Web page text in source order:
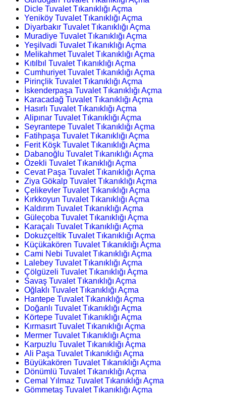
Dicle Tuvalet Tıkanıklığı Açma
Yeniköy Tuvalet Tıkanıklığı Açma
Diyarbakır Tuvalet Tıkanıklığı Açma
Muradiye Tuvalet Tıkanıklığı Açma
Yeşilvadi Tuvalet Tıkanıklığı Açma
Melikahmet Tuvalet Tıkanıklığı Açma
Kıtılbıl Tuvalet Tıkanıklığı Açma
Cumhuriyet Tuvalet Tıkanıklığı Açma
Pirinçlik Tuvalet Tıkanıklığı Açma
İskenderpaşa Tuvalet Tıkanıklığı Açma
Karacadağ Tuvalet Tıkanıklığı Açma
Hasırlı Tuvalet Tıkanıklığı Açma
Alipınar Tuvalet Tıkanıklığı Açma
Seyrantepe Tuvalet Tıkanıklığı Açma
Fatihpaşa Tuvalet Tıkanıklığı Açma
Ferit Köşk Tuvalet Tıkanıklığı Açma
Dabanoğlu Tuvalet Tıkanıklığı Açma
Özekli Tuvalet Tıkanıklığı Açma
Cevat Paşa Tuvalet Tıkanıklığı Açma
Ziya Gökalp Tuvalet Tıkanıklığı Açma
Çelikevler Tuvalet Tıkanıklığı Açma
Kırkkoyun Tuvalet Tıkanıklığı Açma
Kaldırım Tuvalet Tıkanıklığı Açma
Güleçoba Tuvalet Tıkanıklığı Açma
Karaçalı Tuvalet Tıkanıklığı Açma
Dokuzçeltik Tuvalet Tıkanıklığı Açma
Küçükakören Tuvalet Tıkanıklığı Açma
Cami Nebi Tuvalet Tıkanıklığı Açma
Lalebey Tuvalet Tıkanıklığı Açma
Çölgüzeli Tuvalet Tıkanıklığı Açma
Savaş Tuvalet Tıkanıklığı Açma
Oğlaklı Tuvalet Tıkanıklığı Açma
Hantepe Tuvalet Tıkanıklığı Açma
Doğanlı Tuvalet Tıkanıklığı Açma
Körtepe Tuvalet Tıkanıklığı Açma
Kırmasırt Tuvalet Tıkanıklığı Açma
Mermer Tuvalet Tıkanıklığı Açma
Karpuzlu Tuvalet Tıkanıklığı Açma
Ali Paşa Tuvalet Tıkanıklığı Açma
Büyükakören Tuvalet Tıkanıklığı Açma
Dönümlü Tuvalet Tıkanıklığı Açma
Cemal Yılmaz Tuvalet Tıkanıklığı Açma
Gömmetaş Tuvalet Tıkanıklığı Açma